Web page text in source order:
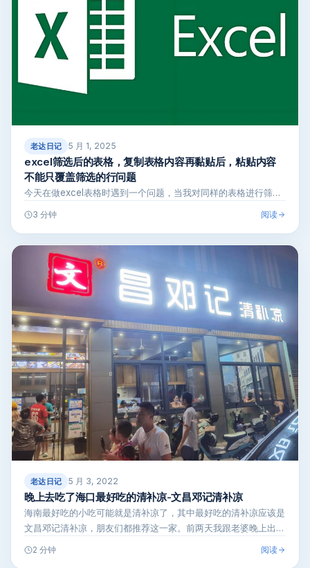
老达日记 5 月 1, 2025
excel筛选后的表格，复制表格内容再黏贴后，粘贴内容
不能只覆盖筛选的行问题
今天在做excel表格时遇到一个问题，当我对同样的表格进行筛…
3 分钟 阅读
老达日记 5 月 3, 2022
晚上去吃了海口最好吃的清补凉-文昌邓记清补凉
海南最好吃的小吃可能就是清补凉了，其中最好吃的清补凉应该是
文昌邓记清补凉，朋友们都推荐这一家。前两天我跟老婆晚上出去
2 分钟 阅读